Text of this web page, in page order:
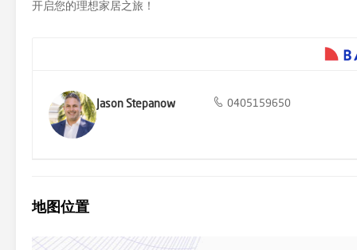
开启您的理想家居之旅！
Jason Stepanow 0405159650
地图位置